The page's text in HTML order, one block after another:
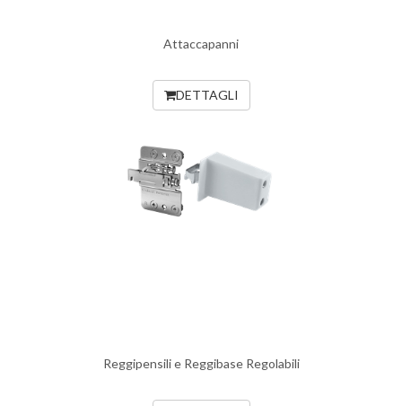
Attaccapanni
DETTAGLI
Reggipensili e Reggibase Regolabili